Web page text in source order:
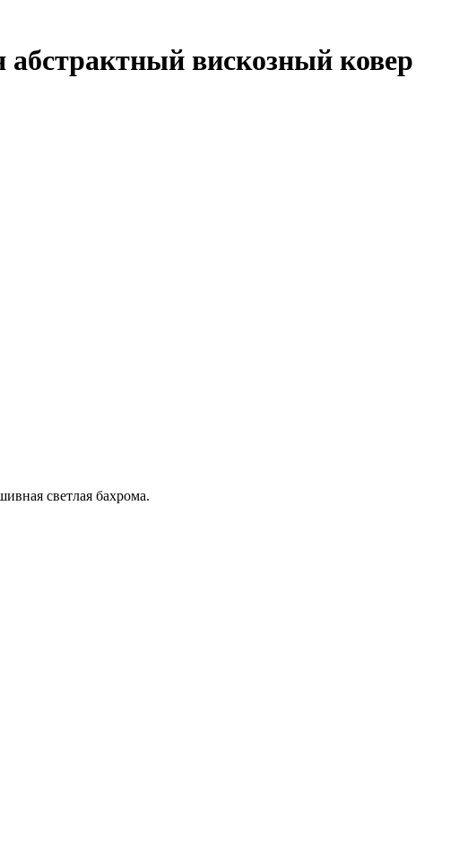
вискозный ковер
светлая бахрома.